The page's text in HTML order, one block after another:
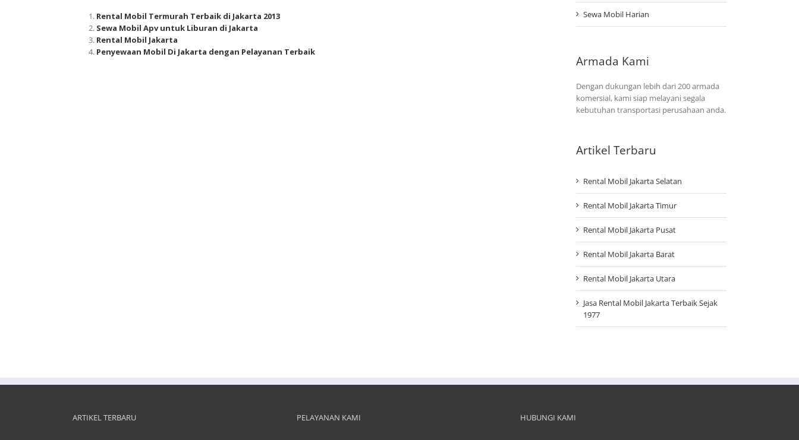
Rental Mobil Termurah Terbaik di Jakarta 2013
Sewa Mobil Apv untuk Liburan di Jakarta
Rental Mobil Jakarta
Penyewaan Mobil Di Jakarta dengan Pelayanan Terbaik
Sewa Mobil Harian
Armada Kami
Dengan dukungan lebih dari 200 armada
komersial, kami siap melayani segala
kebutuhan transportasi perusahaan anda.
Artikel Terbaru
Rental Mobil Jakarta Selatan
Rental Mobil Jakarta Timur
Rental Mobil Jakarta Pusat
Rental Mobil Jakarta Barat
Rental Mobil Jakarta Utara
Jasa Rental Mobil Jakarta Terbaik Sejak
1977
ARTIKEL TERBARU PELAYANAN KAMI HUBUNGI KAMI